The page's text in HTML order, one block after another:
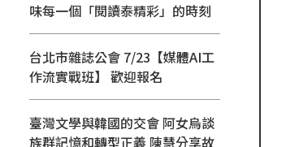
味每一個「閱讀泰精彩」的時刻
台北市雜誌公會 7/23【媒體AI工
作流實戰班】 歡迎報名
臺灣文學與韓國的交會 阿女烏談
族群記憶和轉型正義 陳慧分享故